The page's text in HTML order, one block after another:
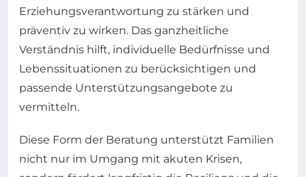
Erziehungsverantwortung zu stärken und
präventiv zu wirken. Das ganzheitliche
Verständnis hilft, individuelle Bedürfnisse und
Lebenssituationen zu berücksichtigen und
passende Unterstützungsangebote zu
vermitteln.
Diese Form der Beratung unterstützt Familien
nicht nur im Umgang mit akuten Krisen,